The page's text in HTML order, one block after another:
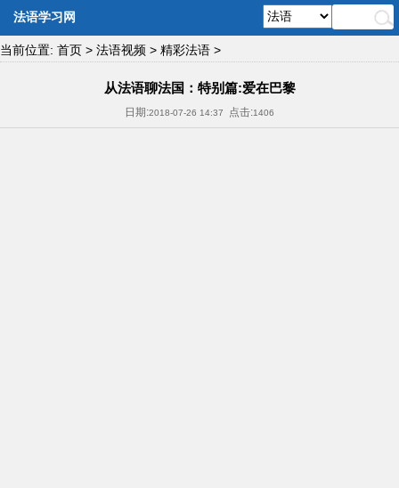
法语学习网
当前位置: 首页 > 法语视频 > 精彩法语 >
从法语聊法国：特别篇:爱在巴黎
日期:2018-07-26 14:37 点击:1406